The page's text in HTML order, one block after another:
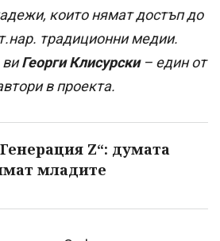
които нямат достъп до
традиционни медии.
виГеорги Клисурски– един от
в проекта.
Z“: думата
младите